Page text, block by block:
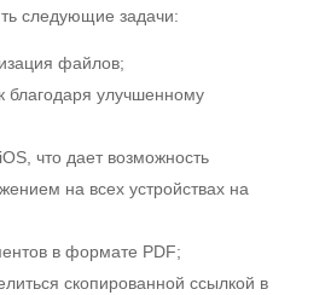
следующие задачи:
файлов;
благодаря улучшенному
что дает возможность
на всех устройствах на
в формате PDF;
скопированной ссылкой в